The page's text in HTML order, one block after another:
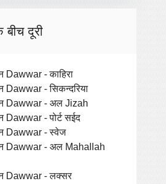
दूरी
Dawwar - काहिरा
Dawwar - सिकन्दरिया
Dawwar - अल Jizah
Dawwar - पोर्ट सईद
Dawwar - स्वेज
Dawwar - अल Mahallah
Dawwar - लक्सर